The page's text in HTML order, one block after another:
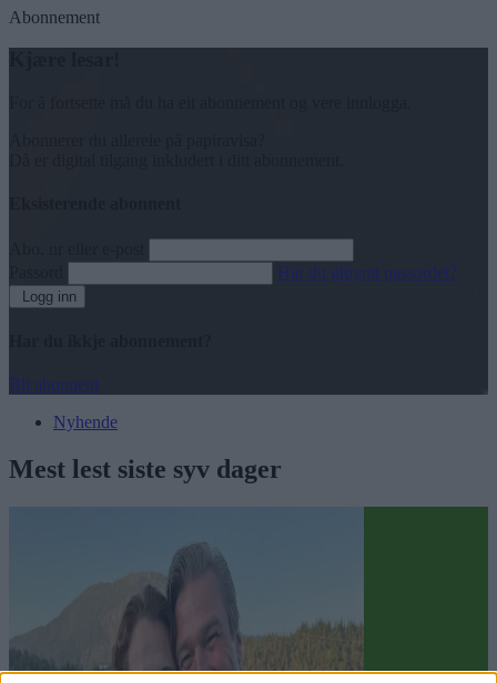
Abonnement
Har du gløymt passordet?
Logg inn
Bli abonnent
Nyhende
Mest lest siste syv dager